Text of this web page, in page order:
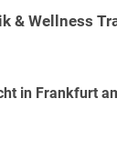
& Wellness
in Frankfurt